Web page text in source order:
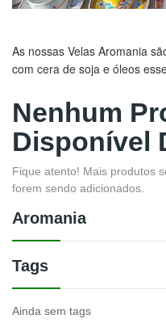
Aromania
Tags
Ainda sem tags
As nossas Velas Aromania
com cera de soja e óleos
Nenhum
Disponível
Fique atento! Mais produtos
forem sendo adicionados.